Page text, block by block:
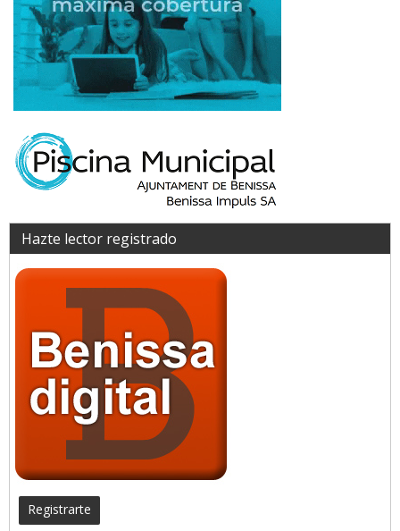
Hazte lector registrado
Registrarte